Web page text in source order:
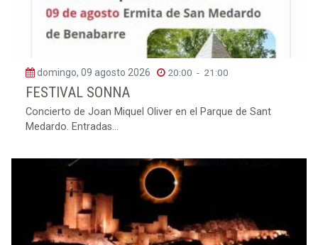
domingo, 09 agosto 2026 20:00 - 21:00
FESTIVAL SONNA
Concierto de Joan Miquel Oliver en el Parque de Sant
Medardo. Entradas...